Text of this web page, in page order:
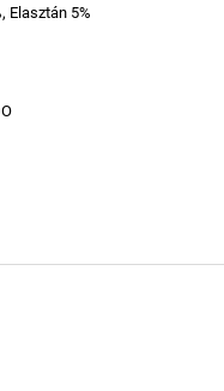
Elasztán 5%